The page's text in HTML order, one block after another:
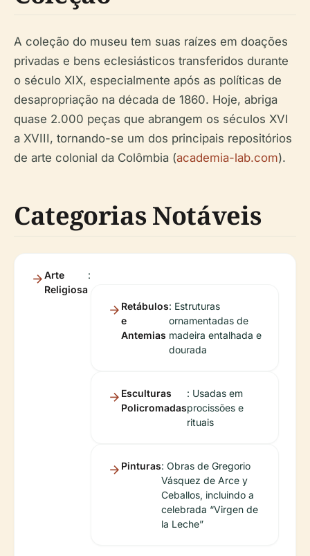
A coleção do museu tem suas raízes em doações
privadas e bens eclesiásticos transferidos durante
o século XIX, especialmente após as políticas de
desapropriação na década de 1860. Hoje, abriga
quase 2.000 peças que abrangem os séculos XVI
a XVIII, tornando-se um dos principais repositórios
de arte colonial da Colômbia (academia-lab.com).
Categorias Notáveis
Arte
Religiosa
:
Retábulos
e
Antemias
: Estruturas
ornamentadas de
madeira entalhada e
dourada
Esculturas
Policromadas
: Usadas em
procissões e
rituais
Pinturas: Obras de Gregorio
Vásquez de Arce y
Ceballos, incluindo a
celebrada “Virgen de
la Leche”